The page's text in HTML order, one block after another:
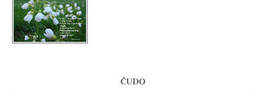
ČUDO